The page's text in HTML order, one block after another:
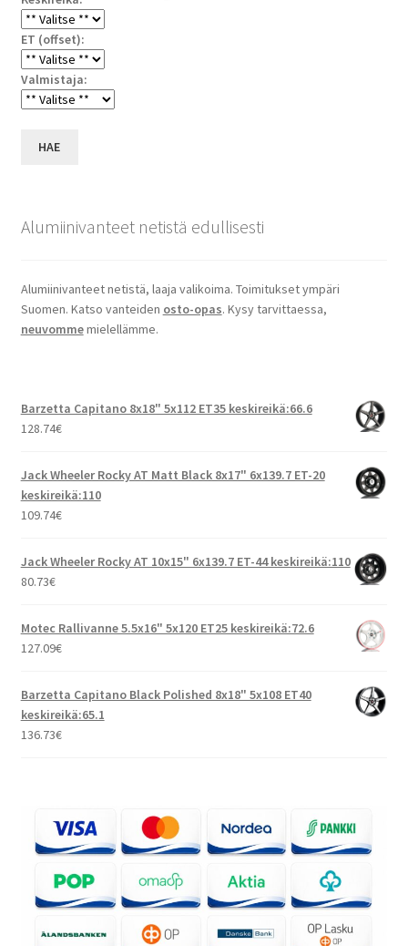
ET (offset):
Valmistaja:
HAE
Alumiinivanteet netistä edullisesti
Alumiinivanteet netistä, laaja valikoima. Toimitukset ympäri
Suomen. Katso vanteiden osto-opas. Kysy tarvittaessa,
neuvommemielellämme.
Barzetta Capitano 8x18" 5x112 ET35 keskireikä:66.6
128.74€
Jack Wheeler Rocky AT Matt Black 8x17" 6x139.7 ET-20
keskireikä:110
109.74€
Jack Wheeler Rocky AT 10x15" 6x139.7 ET-44 keskireikä:110
80.73€
Motec Rallivanne 5.5x16" 5x120 ET25 keskireikä:72.6
127.09€
Barzetta Capitano Black Polished 8x18" 5x108 ET40
keskireikä:65.1
136.73€